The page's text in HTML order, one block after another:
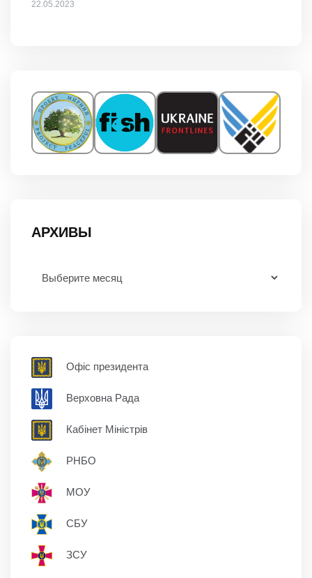
22.05.2023
АРХИВЫ
Офіс президента
Верховна Рада
Кабінет Міністрів
РНБО
МОУ
СБУ
ЗСУ